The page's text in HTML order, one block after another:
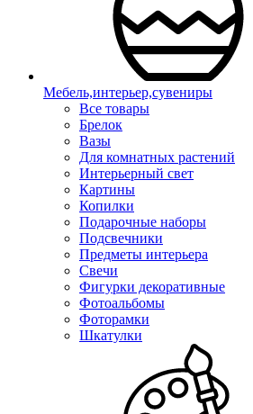
Мебель,интерьер,сувениры
Все товары
Брелок
Вазы
Для комнатных растений
Интерьерный свет
Картины
Копилки
Подарочные наборы
Подсвечники
Предметы интерьера
Свечи
Фигурки декоративные
Фотоальбомы
Фоторамки
Шкатулки